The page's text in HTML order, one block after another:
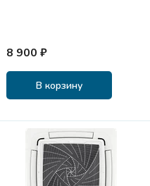
8 900 ₽
В корзину